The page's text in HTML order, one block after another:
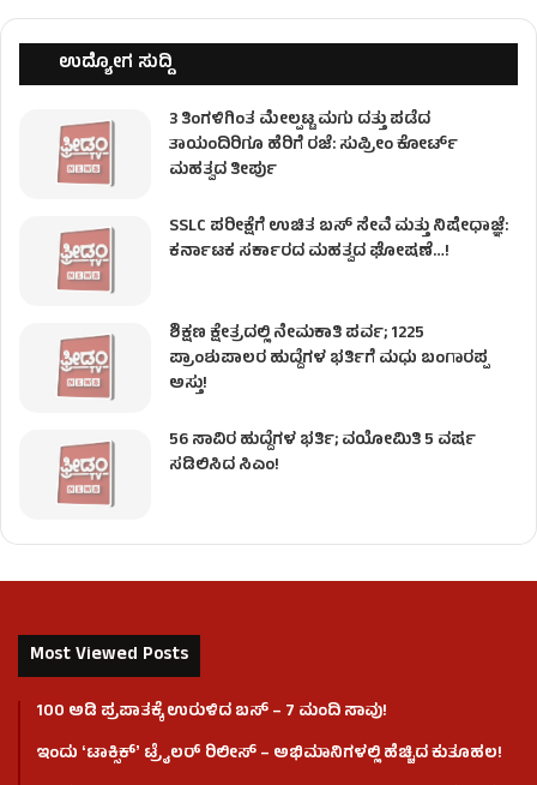
ಉದ್ಯೋಗ ಸುದ್ದಿ
3 ತಿಂಗಳಿಗಿಂತ ಮೇಲ್ಪಟ್ಟ ಮಗು ದತ್ತು ಪಡೆದ
ತಾಯಂದಿರಿಗೂ ಹೆರಿಗೆ ರಜೆ: ಸುಪ್ರೀಂ ಕೋರ್ಟ್
ಮಹತ್ವದ ತೀರ್ಪು
SSLC ಪರೀಕ್ಷೆಗೆ ಉಚಿತ ಬಸ್ ಸೇವೆ ಮತ್ತು ನಿಷೇಧಾಜ್ಞೆ:
ಕರ್ನಾಟಕ ಸರ್ಕಾರದ ಮಹತ್ವದ ಘೋಷಣೆ…!
ಶಿಕ್ಷಣ ಕ್ಷೇತ್ರದಲ್ಲಿ ನೇಮಕಾತಿ ಪರ್ವ; 1225
ಪ್ರಾಂಶುಪಾಲರ ಹುದ್ದೆಗಳ ಭರ್ತಿಗೆ ಮಧು ಬಂಗಾರಪ್ಪ
ಅಸ್ತು!
56 ಸಾವಿರ ಹುದ್ದೆಗಳ ಭರ್ತಿ; ವಯೋಮಿತಿ 5 ವರ್ಷ
ಸಡಿಲಿಸಿದ ಸಿಎಂ!
Most Viewed Posts
100 ಅಡಿ ಪ್ರಪಾತಕ್ಕೆ ಉರುಳಿದ ಬಸ್‌ – 7 ಮಂದಿ ಸಾವು!
ಇಂದು ʻಟಾಕ್ಸಿಕ್ʼ ಟ್ರೈಲರ್ ರಿಲೀಸ್‌ – ಅಭಿಮಾನಿಗಳಲ್ಲಿ ಹೆಚ್ಚಿದ ಕುತೂಹಲ!